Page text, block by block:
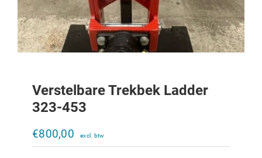
Verstelbare Trekbek Ladder
323-453
€800,00
Verstelbare trekbek Ladder 956XL-
€1.310,00